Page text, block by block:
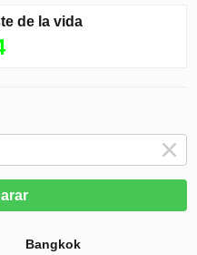
de la vida
Bangkok